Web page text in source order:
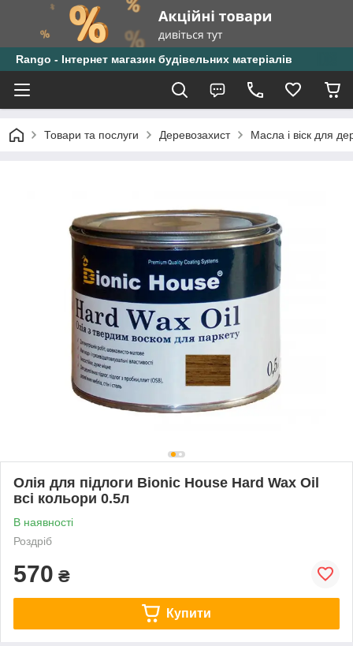
Rango - Інтернет магазин будівельних матеріалів
Товари та послуги Деревозахист Масла і віск для
Олія для підлоги Bionic House Hard Wax Oil
всі кольори 0.5л
В наявності
Роздріб
570 ₴
Купити